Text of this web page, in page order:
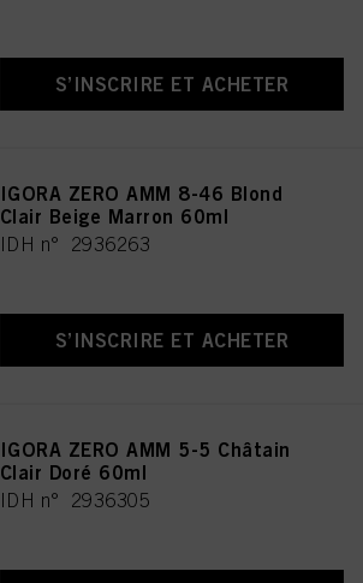
S’INSCRIRE ET ACHETER
IGORA ZERO AMM 8-46 Blond
Clair Beige Marron 60ml
IDH n° 2936263
S’INSCRIRE ET ACHETER
IGORA ZERO AMM 5-5 Châtain
Clair Doré 60ml
IDH n° 2936305